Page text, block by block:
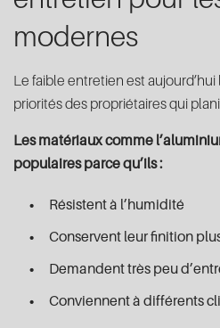
modernes
Le faible entretien est aujourd’hui
priorités des propriétaires qui
Les matériaux comme
populaires parce qu’ils :
Résistent à l’humidité
Conservent leur finition
Demandent très peu
Conviennent à différents